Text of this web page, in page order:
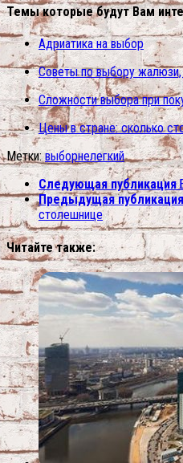
Темы которые будут Вам
Адриатика на выбор
Советы по выбору жалюзи,
Сложности выбора при
Цены в стране: сколько
Метки: выборнелегкий
Следующая публикация
Предыдущая публикация
столешнице
Читайте также: